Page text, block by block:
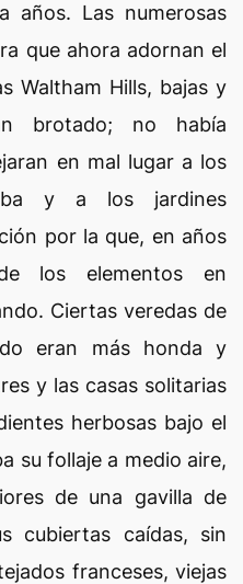
años. Las numerosas
que ahora adornan el
Waltham Hills, bajas y
brotado; no había
en mal lugar a los
y a los jardines
por la que, en años
los elementos en
Ciertas veredas de
eran más honda y
y las casas solitarias
herbosas bajo el
su follaje a medio aire,
de una gavilla de
cubiertas caídas, sin
franceses, viejas